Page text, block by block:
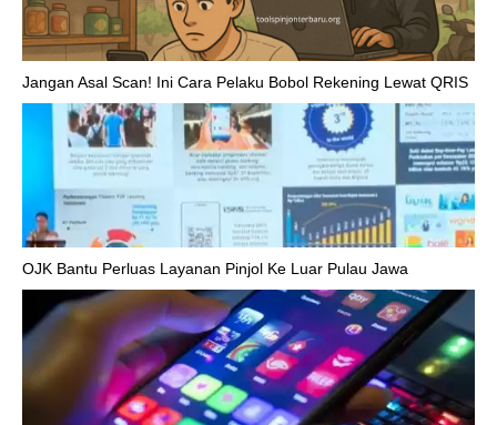
Jangan Asal Scan! Ini Cara Pelaku Bobol Rekening Lewat QRIS
OJK Bantu Perluas Layanan Pinjol Ke Luar Pulau Jawa